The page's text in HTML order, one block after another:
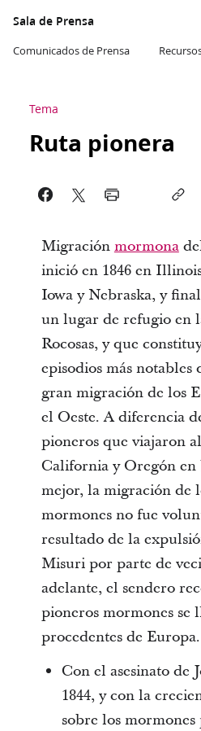
Sala de Prensa
Comunicados de Prensa
Tema
Ruta pionera
Migraciónmormona
inició en 1846 en
Iowa y Nebraska, y
un lugar de refugio en
Rocosas, y que
episodios más
gran migración de los
el Oeste. A diferencia
pioneros que viajaron
California y Oregón en
mejor, la migración de
mormones no fue
resultado de la
Misuri por parte de
adelante, el sendero
pioneros mormones se
procedentes de Europa.
Con el asesinato de
1844, y con la
sobre los mormones